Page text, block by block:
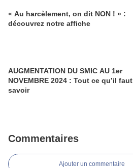
« Au harcèlement, on dit NON ! » :
découvrez notre affiche
AUGMENTATION DU SMIC AU 1er
NOVEMBRE 2024 : Tout ce qu’il faut
savoir
Commentaires
Ajouter un commentaire